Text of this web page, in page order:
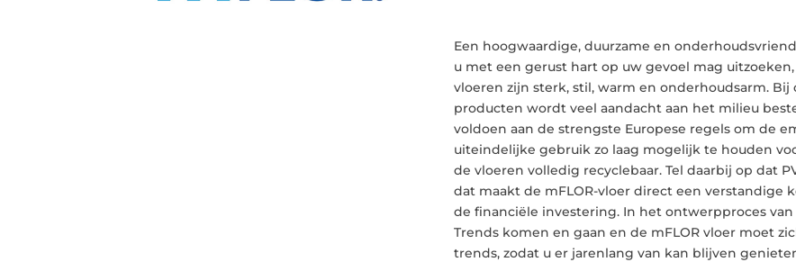
Een hoogwaardige, duurzame en
u met een gerust hart op uw gevoel mag
vloeren zijn sterk, stil, warm en onderhoudsarm.
producten wordt veel aandacht aan het milieu
voldoen aan de strengste Europese regels om de
uiteindelijke gebruik zo laag mogelijk te houden
de vloeren volledig recyclebaar. Tel daarbij op dat
dat maakt de mFLOR-vloer direct een
de financiële investering. In het ontwerpproces
Trends komen en gaan en de mFLOR vloer moet
trends, zodat u er jarenlang van kan blijven